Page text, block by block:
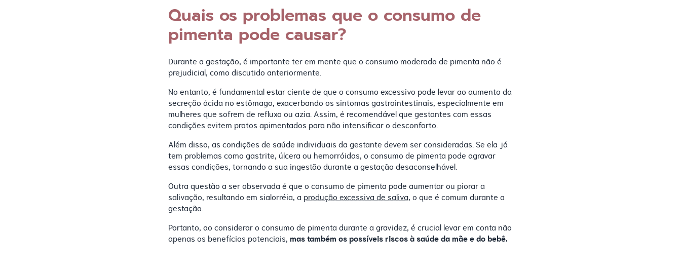
Quais os problemas que o consumo de
pimenta pode causar?
Durante a gestação, é importante ter em mente que o consumo moderado de pimenta não é
prejudicial, como discutido anteriormente.
No entanto, é fundamental estar ciente de que o consumo excessivo pode levar ao aumento da
secreção ácida no estômago, exacerbando os sintomas gastrointestinais, especialmente em
mulheres que sofrem de refluxo ou azia. Assim, é recomendável que gestantes com essas
condições evitem pratos apimentados para não intensificar o desconforto.
Além disso, as condições de saúde individuais da gestante devem ser consideradas. Se ela já
tem problemas como gastrite, úlcera ou hemorróidas, o consumo de pimenta pode agravar
essas condições, tornando a sua ingestão durante a gestação desaconselhável.
Outra questão a ser observada é que o consumo de pimenta pode aumentar ou piorar a
salivação, resultando em sialorréia, aprodução excessiva de saliva, o que é comum durante a
gestação.
Portanto, ao considerar o consumo de pimenta durante a gravidez, é crucial levar em conta não
apenas os benefícios potenciais,mas também os possíveis riscos à saúde da mãe e do bebê.